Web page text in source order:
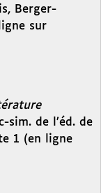
Berger-
sur
sim. de l’éd. de
1 (en ligne